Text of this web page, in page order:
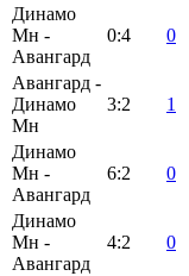
Динамо
Мн -
Авангард
0:4 0
Авангард -
Динамо
Мн
3:2 1
Динамо
Мн -
Авангард
6:2 0
Динамо
Мн -
Авангард
4:2 0